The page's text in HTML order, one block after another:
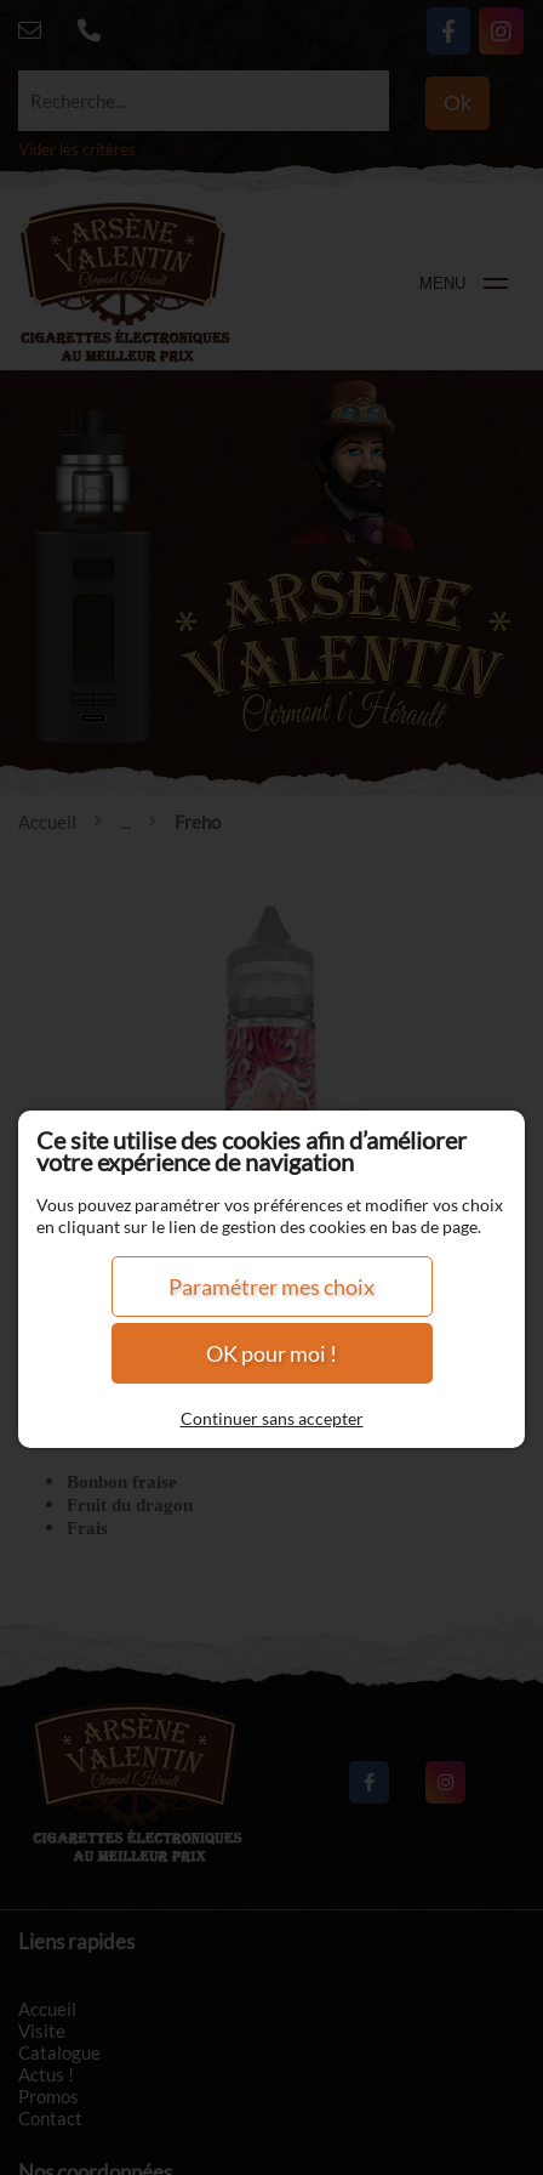
Recherche... Ok
Vider les critères
MENU
Accueil ... Freho
Bonbon fraise
Fruit du dragon
Frais
Liens rapides
Accueil
Visite
Catalogue
Actus !
Promos
Contact
Ce site utilise des cookies afin d’améliorer
votre expérience de navigation
Vous pouvez paramétrer vos préférences et modifier vos choix
en cliquant sur le lien de gestion des cookies en bas de page.
Paramétrer mes choix
OK pour moi !
Continuer sans accepter